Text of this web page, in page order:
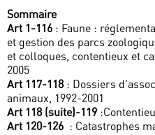
Sommaire
Art 1-116 : Faune :
et gestion des parcs
et colloques, contentieux et
2005
Art 117-118: Dossiers
animaux, 1992-2001
Art 118 (suite)-119
Art 120-126 : Catastrophes